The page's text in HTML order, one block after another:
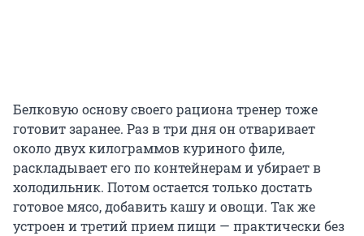
Белковую основу своего рациона тренер тоже
готовит заранее. Раз в три дня он отваривает
около двух килограммов куриного филе,
раскладывает его по контейнерам и убирает в
холодильник. Потом остается только достать
готовое мясо, добавить кашу и овощи. Так же
устроен и третий прием пищи — практически без